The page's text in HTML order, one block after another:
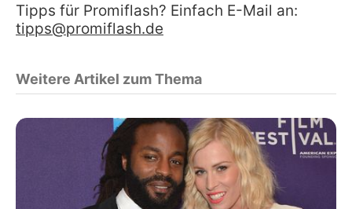
Tipps für Promiflash? Einfach E-Mail an:
tipps@promiflash.de
Weitere Artikel zum Thema